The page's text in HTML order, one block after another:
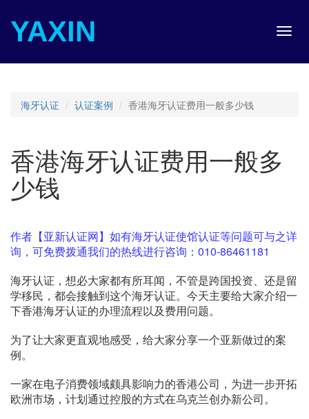
YAXIN
海牙认证 认证案例 香港海牙认证费用一般多少钱
香港海牙认证费用一般多
少钱
作者【亚新认证网】如有海牙认证使馆认证等问题可与之详
询，可免费拨通我们的热线进行咨询：010-86461181
海牙认证，想必大家都有所耳闻，不管是跨国投资、还是留
学移民，都会接触到这个海牙认证。今天主要给大家介绍一
下香港海牙认证的办理流程以及费用问题。
为了让大家更直观地感受，给大家分享一个亚新做过的案
例。
一家在电子消费领域颇具影响力的香港公司，为进一步开拓
欧洲市场，计划通过控股的方式在乌克兰创办新公司。